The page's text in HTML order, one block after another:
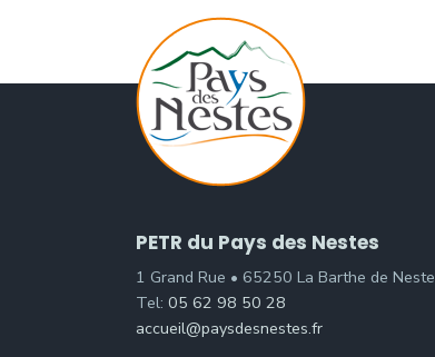
PETR du Pays des Nestes
1 Grand Rue • 65250 La Barthe de Neste
Tel: 05 62 98 50 28
accueil@paysdesnestes.fr